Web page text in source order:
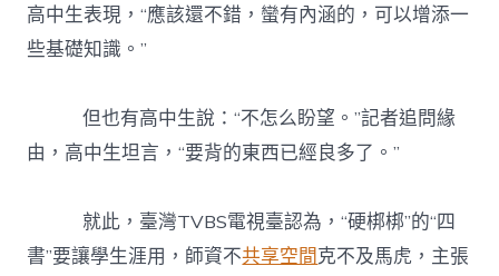
高中生表現，“應該還不錯，蠻有內涵的，可以增添一
些基礎知識。”
但也有高中生說：“不怎么盼望。”記者追問緣
由，高中生坦言，“要背的東西已經良多了。”
就此，臺灣TVBS電視臺認為，“硬梆梆”的“四
書”要讓學生涯用，師資不共享空間克不及馬虎，主張